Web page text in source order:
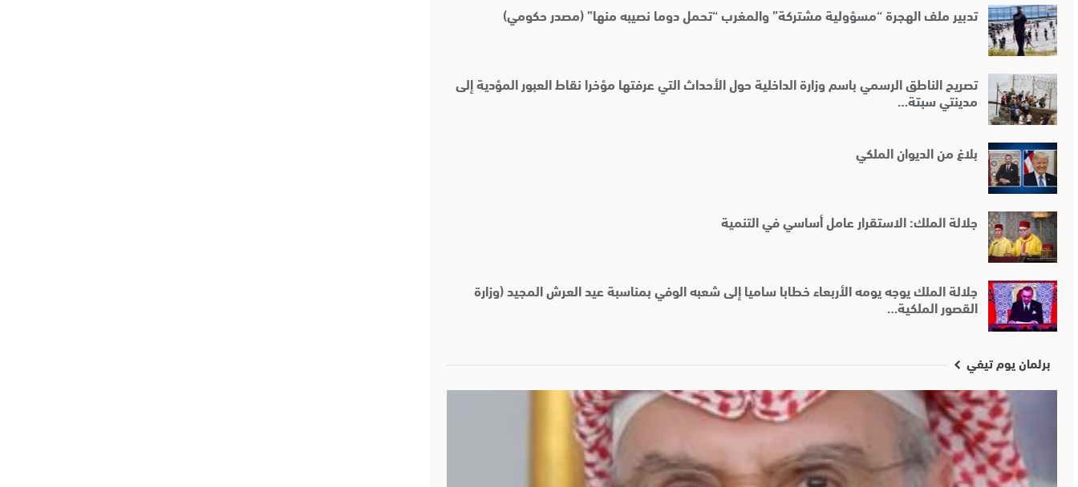
تدبير ملف الهجرة “مسؤولية مشتركة” والمغرب “تحمل دوما نصيبه منها” (مصدر حكومي)
تصريح الناطق الرسمي باسم وزارة الداخلية حول الأحداث التي عرفتها مؤخرا نقاط العبور المؤدية إلى
مدينتي سبتة…
بلاغ من الديوان الملكي
جلالة الملك: الاستقرار عامل أساسي في التنمية
جلالة الملك يوجه يومه الأربعاء خطابا ساميا إلى شعبه الوفي بمناسبة عيد العرش المجيد (وزارة
القصور الملكية…
برلمان يوم تيفي